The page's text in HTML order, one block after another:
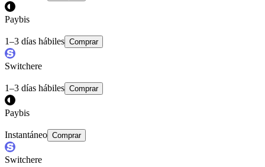
Paybis
1–3 días hábiles Comprar
Switchere
1–3 días hábiles Comprar
Paybis
Instantáneo Comprar
Switchere